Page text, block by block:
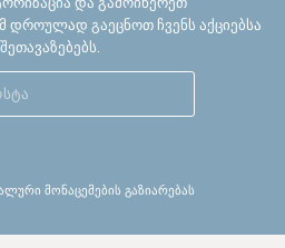
დროულად გაეცნოთ ჩვენს აქციებსა
მონაცემების გაზიარებას